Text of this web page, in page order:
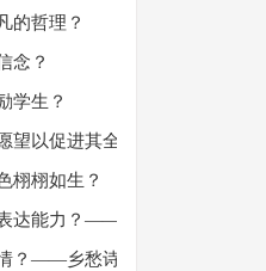
的哲理？
念？
学生？
望以促进其全面发展？
栩栩如生？
达能力？——批判性思维与逻
？——乡愁诗歌创作指南